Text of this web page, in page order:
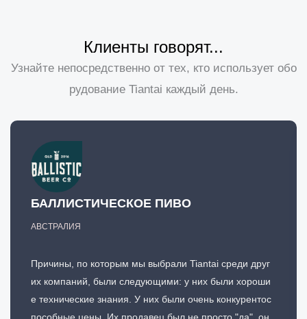
Клиенты говорят...
Узнайте непосредственно от тех, кто использует обо
рудование Tiantai каждый день.
БАЛЛИСТИЧЕСКОЕ ПИВО
АВСТРАЛИЯ
Причины, по которым мы выбрали Tiantai среди друг
их компаний, были следующими: у них были хороши
е технические знания. У них были очень конкурентос